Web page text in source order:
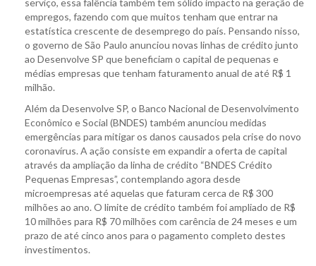
empregos, fazendo com que muitos tenham que entrar na
estatística crescente de desemprego do país. Pensando nisso,
o governo de São Paulo anunciou novas linhas de crédito junto
ao Desenvolve SP que beneficiam o capital de pequenas e
médias empresas que tenham faturamento anual de até R$ 1
milhão.
Além da Desenvolve SP, o Banco Nacional de Desenvolvimento
Econômico e Social (BNDES) também anunciou medidas
emergências para mitigar os danos causados pela crise do novo
coronavírus. A ação consiste em expandir a oferta de capital
através da ampliação da linha de crédito “BNDES Crédito
Pequenas Empresas”, contemplando agora desde
microempresas até aquelas que faturam cerca de R$ 300
milhões ao ano. O limite de crédito também foi ampliado de R$
10 milhões para R$ 70 milhões com carência de 24 meses e um
prazo de até cinco anos para o pagamento completo destes
investimentos.